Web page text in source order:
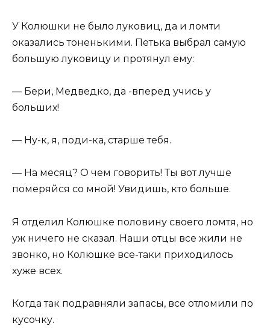
У Колюшки не было луковиц, да и ломти
оказались тоненькими. Петька выбрал самую
большую луковицу и протянул ему:
— Бери, Медведко, да -вперед учись у
больших!
— Ну-к, я, поди-ка, старше тебя.
— На месяц? О чем говорить! Ты вот лучше
померяйся со мной! Увидишь, кто больше.
Я отделил Колюшке половину своего ломтя, но
уж ничего не сказал. Наши отцы все жили не
звонко, но Колюшке все-таки приходилось
хуже всех.
Когда так подравняли запасы, все отломили по
кусочку.